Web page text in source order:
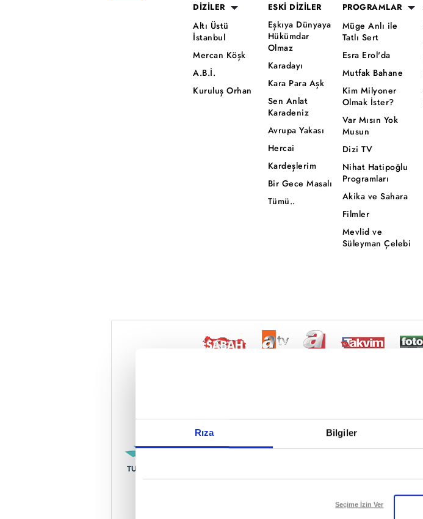
Rıza Bilgiler
Reddet
Seçime İzin Ver
DİZİLER
Altı Üstü
İstanbul
Mercan Köşk
A.B.İ.
Kuruluş Orhan
ESKİ DİZİLER
Eşkıya Dünyaya
Hükümdar
Olmaz
Karadayı
Kara Para Aşk
Sen Anlat
Karadeniz
Avrupa Yakası
Hercai
Kardeşlerim
Bir Gece Masalı
Tümü..
PROGRAMLAR
Müge Anlı ile
Tatlı Sert
Esra Erol'da
Mutfak Bahane
Kim Milyoner
Olmak İster?
Var Mısın Yok
Musun
Dizi TV
Nihat Hatipoğlu
Programları
Akika ve Sahara
Filmler
Mevlid ve
Süleyman Çelebi